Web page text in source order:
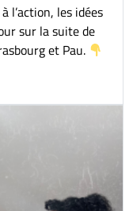
l’action, les idées
sur la suite de
et Pau.